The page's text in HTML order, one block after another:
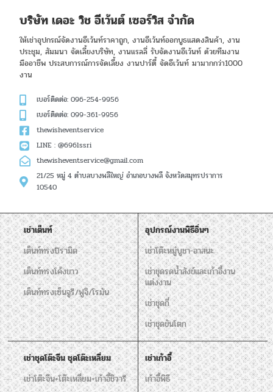
บริษัท เดอะ วิช อีเว้นต์ เซอร์วิส จำกัด
ให้เช่าอุปกรณ์จัดงานอีเว้นท์ราคาถูก, งานอีเว้นท์ออกบูธแสดงสินค้า, งาน
ประชุม, สัมมนา จัดเลี้ยงบริษัท, งานแรลลี่ รับจัดงานอีเว้นท์ ด้วยทีมงาน
มืออาชีพ ประสบการณ์การจัดเลี้ยง งานปาร์ตี้ จัดอีเว้นท์ มามากกว่า1000
งาน
เบอร์ติดต่อ: 096-254-9956
เบอร์ติดต่อ: 099-361-9956
thewisheventservice
LINE : @696lssri
thewisheventservice@gmail.com
21/25 หมู่ 4 ตำบลบางพลีใหญ่ อำเภอบางพลี จังหวัดสมุทรปราการ
10540
เช่าเต็นท์
เต็นท์ทรงปิรามิด
เต็นท์ทรงโค้งขาว
เต็นท์ทรงเซ็นจูรี/ฟูจิ/โรมัน
อุปกรณ์งานพิธีอิ่นๆ
เช่าโต๊ะหมู่บูชา-อาสนะ
เช่าชุดรดน้ำสังข์และเก้าอี้งาน
แต่งงาน
เช่าชุดกี๋
เช่าชุดขันโตก
เช่าชุดโต๊ะจีน ชุดโต๊ะเหลี่ยม
เช่าโต๊ะจีน+โต๊ะเหลี่ยม+เก้าอี้ชิวารี
เช่าเก้าอี้
เก้าอี้พิธี